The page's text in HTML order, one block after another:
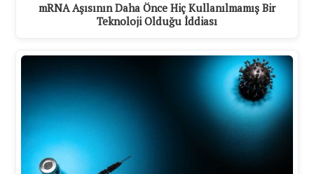
mRNA Aşısının Daha Önce Hiç Kullanılmamış Bir
Teknoloji Olduğu İddiası